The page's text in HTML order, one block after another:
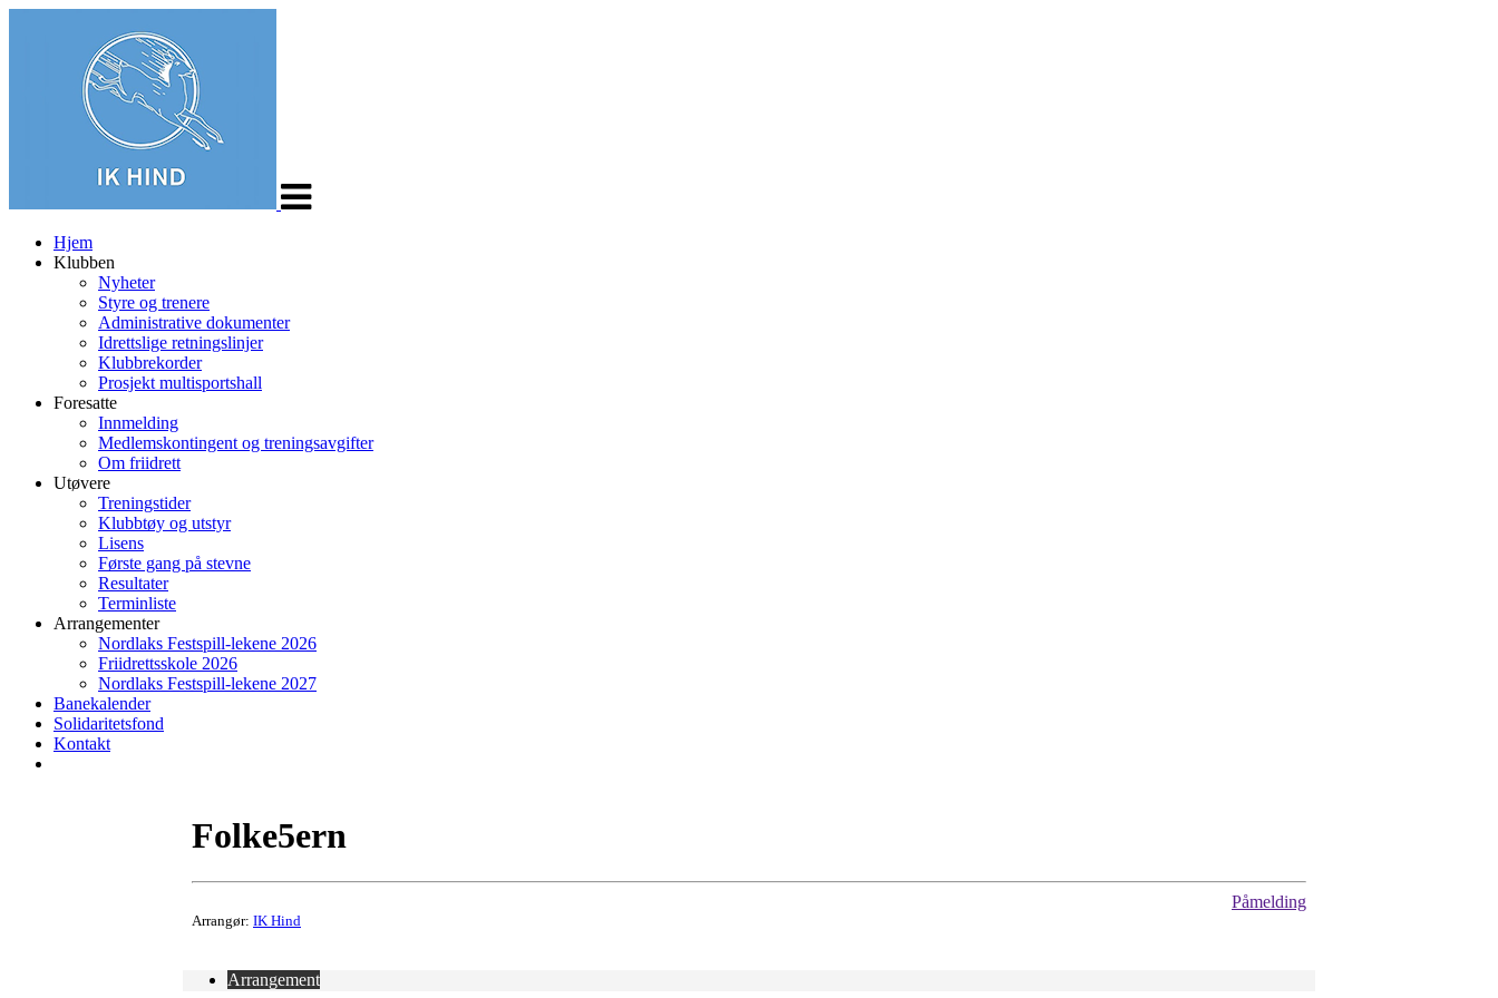
Hjem
Klubben
Nyheter
Styre og trenere
Administrative dokumenter
Idrettslige retningslinjer
Klubbrekorder
Prosjekt multisportshall
Foresatte
Innmelding
Medlemskontingent og treningsavgifter
Om friidrett
Utøvere
Treningstider
Klubbtøy og utstyr
Lisens
Første gang på stevne
Resultater
Terminliste
Arrangementer
Nordlaks Festspill-lekene 2026
Friidrettsskole 2026
Nordlaks Festspill-lekene 2027
Banekalender
Solidaritetsfond
Kontakt
Folke5ern
Arrangør: IK Hind
Påmelding
Arrangement